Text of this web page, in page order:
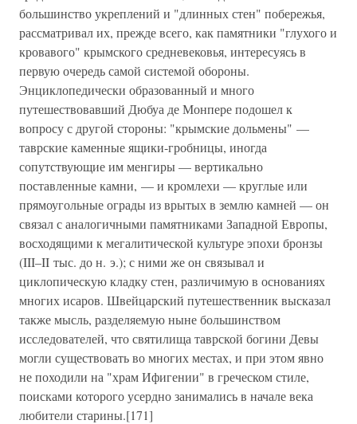
большинство укреплений и "длинных стен" побережья,
рассматривал их, прежде всего, как памятники "глухого и
кровавого" крымского средневековья, интересуясь в
первую очередь самой системой обороны.
Энциклопедически образованный и много
путешествовавший Дюбуа де Монпере подошел к
вопросу с другой стороны: "крымские дольмены" —
таврские каменные ящики-гробницы, иногда
сопутствующие им менгиры — вертикально
поставленные камни, — и кромлехи — круглые или
прямоугольные ограды из врытых в землю камней — он
связал с аналогичными памятниками Западной Европы,
восходящими к мегалитической культуре эпохи бронзы
(III–II тыс. до н. э.); с ними же он связывал и
циклопическую кладку стен, различимую в основаниях
многих исаров. Швейцарский путешественник высказал
также мысль, разделяемую ныне большинством
исследователей, что святилища таврской богини Девы
могли существовать во многих местах, и при этом явно
не походили на "храм Ифигении" в греческом стиле,
поисками которого усердно занимались в начале века
любители старины.[171]